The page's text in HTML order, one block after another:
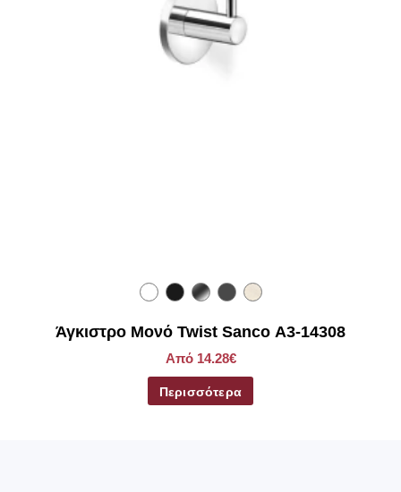
Άγκιστρο Μονό Twist Sanco Α3-14308
Από 14.28€
Περισσότερα